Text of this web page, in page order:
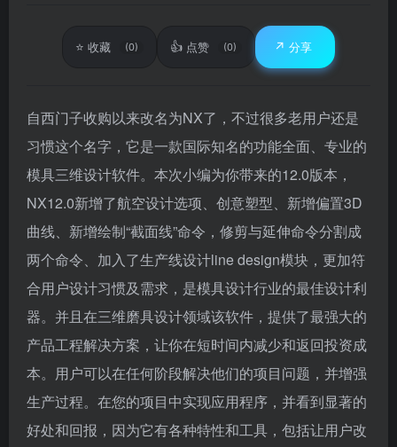
⭐ 收藏 (0) 👍 点赞 (0) ↗️ 分享
自西门子收购以来改名为NX了，不过很多老用户还是
习惯这个名字，它是一款国际知名的功能全面、专业的
模具三维设计软件。本次小编为你带来的12.0版本，
NX12.0新增了航空设计选项、创意塑型、新增偏置3D
曲线、新增绘制“截面线”命令，修剪与延伸命令分割成
两个命令、加入了生产线设计line design模块，更加符
合用户设计习惯及需求，是模具设计行业的最佳设计利
器。并且在三维磨具设计领域该软件，提供了最强大的
产品工程解决方案，让你在短时间内减少和返回投资成
本。用户可以在任何阶段解决他们的项目问题，并增强
生产过程。在您的项目中实现应用程序，并看到显著的
好处和回报，因为它有各种特性和工具，包括让用户改